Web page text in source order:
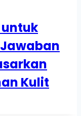
untuk
Kulit